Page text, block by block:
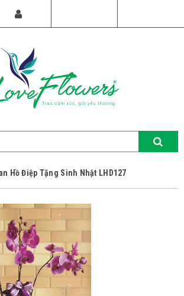
Hồ Điệp Tặng Sinh Nhật LHD127